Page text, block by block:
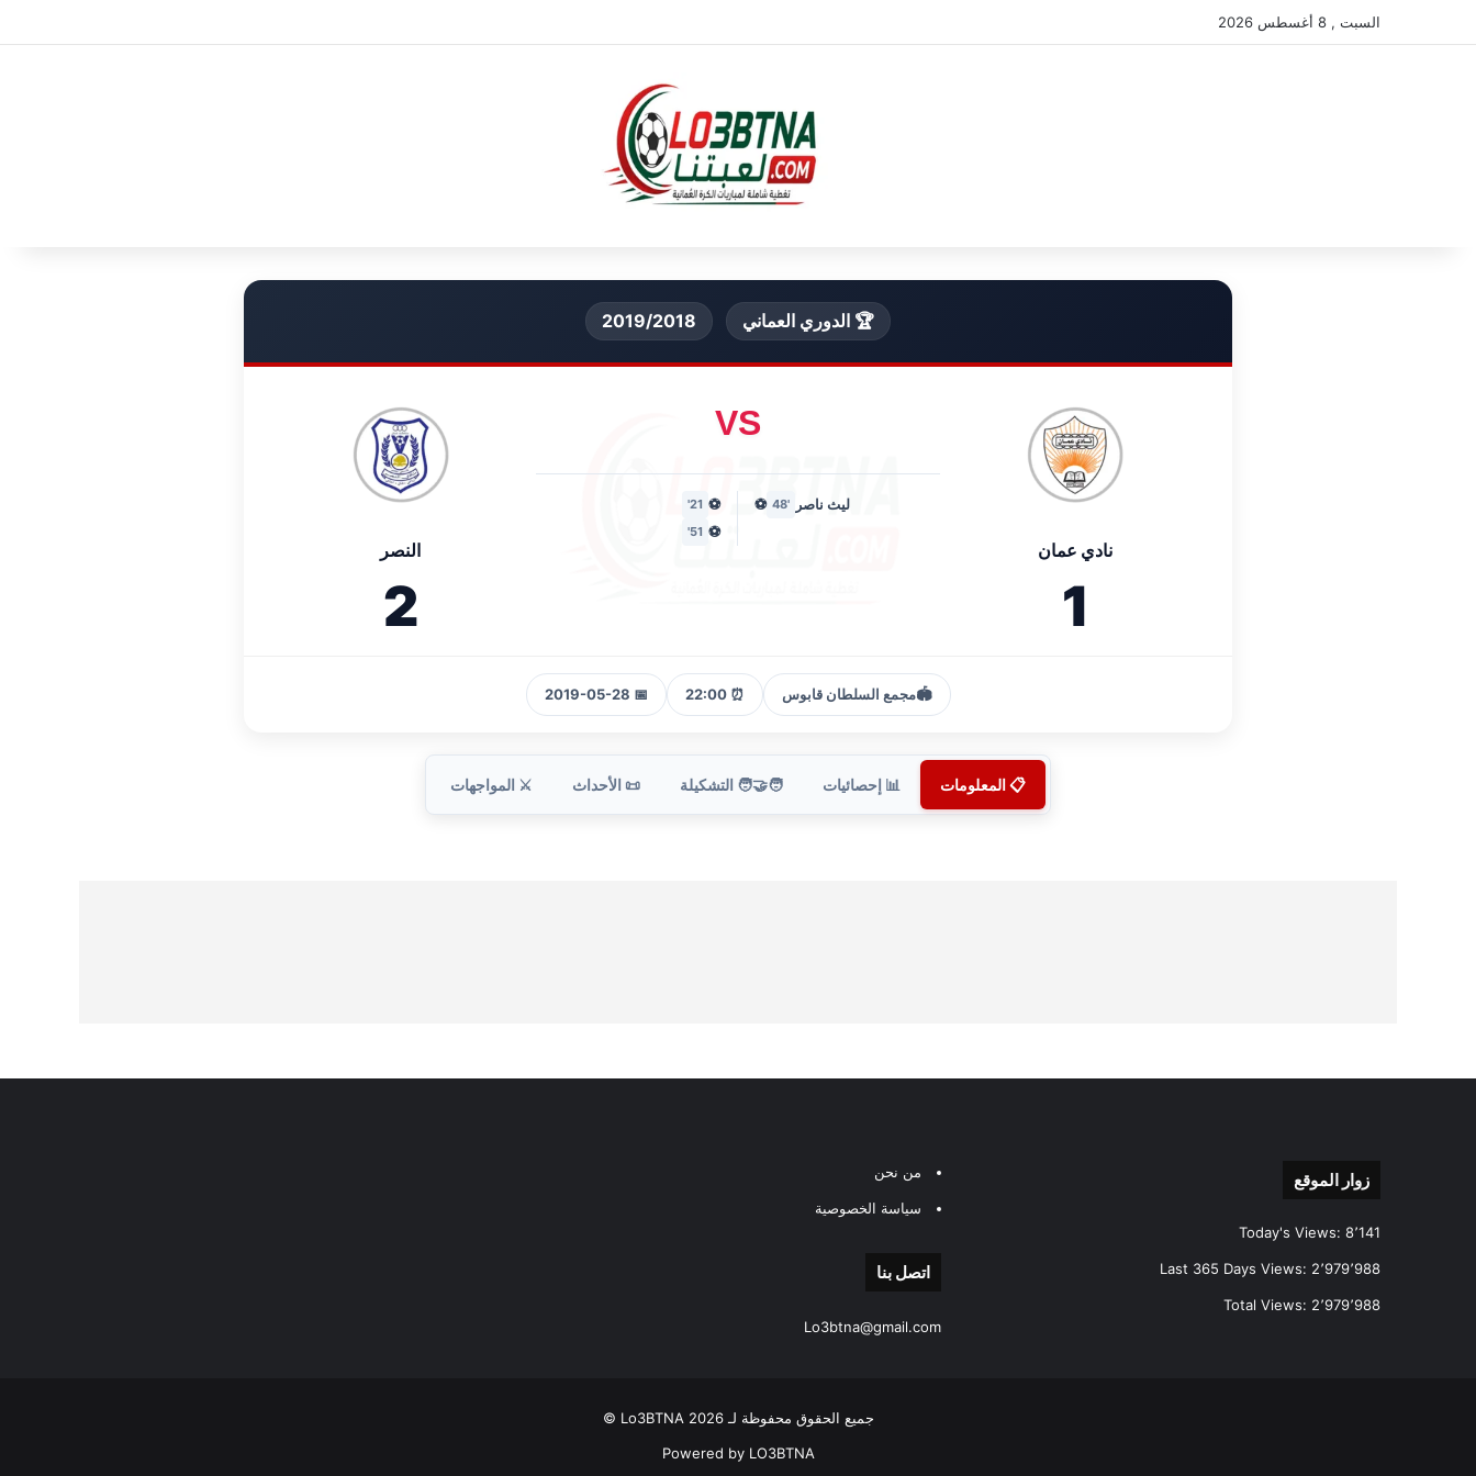
السبت , 8 أغسطس 2026
🏆 الدوري العماني 2019/2018
نادي عمان
1
VS
ليث ناصر '48
⚽
⚽
21'
⚽
51'
النصر
2
🏟️مجمع السلطان قابوس ⏰ 22:00
📅 2019-05-28
📋 المعلومات 📊 إحصائيات 🧑‍🤝‍🧑 التشكيلة 📜 الأحداث ⚔️ المواجهات
زوار الموقع
Today's Views: 8٬141
Last 365 Days Views: 2٬979٬988
Total Views: 2٬979٬988
من نحن
سياسة الخصوصية
اتصل بنا
Lo3btna@gmail.com
جميع الحقوق محفوظة لـ Lo3BTNA 2026 ©
Powered by LO3BTNA